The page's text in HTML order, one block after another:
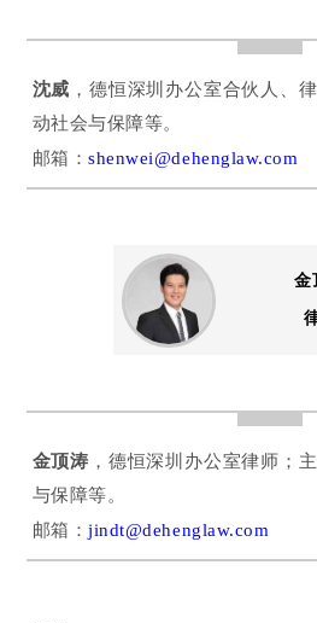
沈威 ，德恒深圳办公室合伙人、
动社会与保障等。
邮箱：shenwei@dehenglaw.com
金
金顶涛 ，德恒深圳办公室律师；
与保障等。
邮箱：jindt@dehenglaw.com